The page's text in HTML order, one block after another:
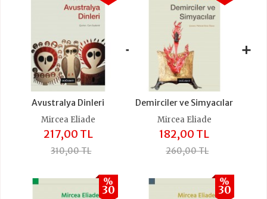
Avustralya Dinleri
Mircea Eliade
217,00 TL
310,00 TL
+
Demirciler ve Simyacılar
Mircea Eliade
182,00 TL
260,00 TL
+
%
30
%
30